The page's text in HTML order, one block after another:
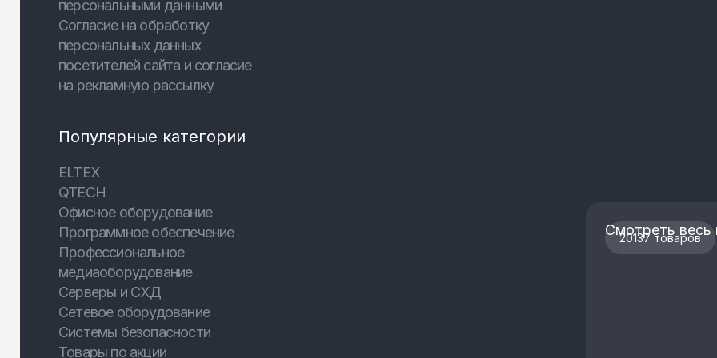
персональными данными
Согласие на обработку
персональных данных
посетителей сайта и согласие
на рекламную рассылку
Популярные категории
ELTEX
QTECH
Офисное оборудование
Программное обеспечение
Профессиональное
медиаоборудование
Серверы и СХД
Сетевое оборудование
Системы безопасности
Товары по акции
20137 товаров
Смотреть весь